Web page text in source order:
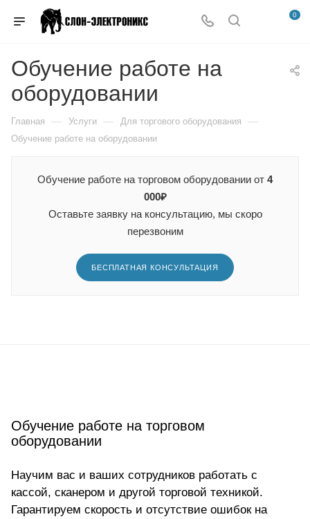
0
Обучение работе на
оборудовании
Главная — Услуги — Для торгового оборудования —
Обучение работе на оборудовании
Обучение работе на торговом оборудовании от 4
000₽
Оставьте заявку на консультацию, мы скоро
перезвоним
БЕСПЛАТНАЯ КОНСУЛЬТАЦИЯ
Обучение работе на торговом
оборудовании
Научим вас и ваших сотрудников работать с
кассой, сканером и другой торговой техникой.
Гарантируем скорость и отсутствие ошибок на